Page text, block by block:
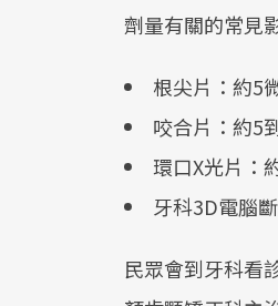
劑量有關的常見
根尖片：約5
咬合片：約5
環口X光片：
牙科3D電腦
民眾會到牙科看